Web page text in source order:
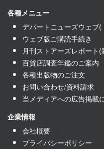
各種メニュー
デパートニューズウェブ(
ウェブ版ご購読手続き
月刊ストアーズレポート
百貨店調査年鑑のご案内
各種出版物のご注文
お問い合わせ/資料請求
当メディアへの広告掲載
企業情報
会社概要
プライバシーポリシー